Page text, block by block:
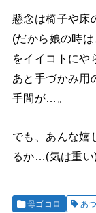
懸念は椅子や床
(だから娘の時
をイイコトにや
あと手づかみ用
手間が…。
でも、あんな嬉
るか…(気は重い)
母ゴコロ あ